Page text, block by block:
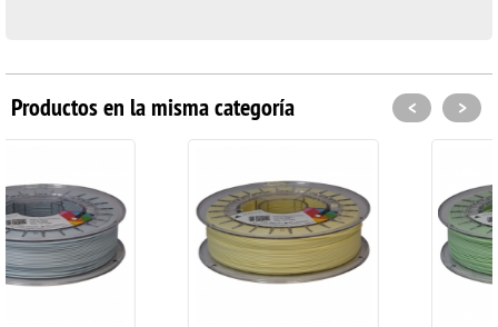
Productos en la misma categoría < >